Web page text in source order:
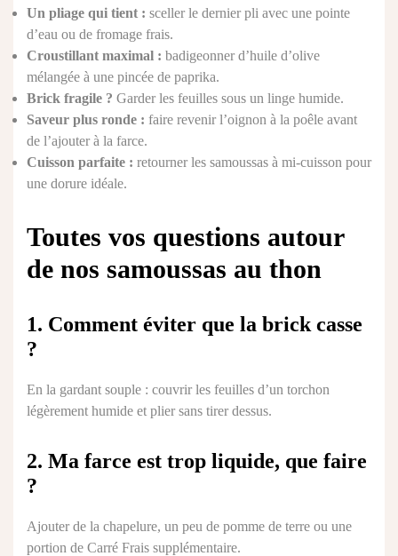
Un pliage qui tient : sceller le dernier pli avec une pointe
d’eau ou de fromage frais.
Croustillant maximal : badigeonner d’huile d’olive
mélangée à une pincée de paprika.
Brick fragile ? Garder les feuilles sous un linge humide.
Saveur plus ronde : faire revenir l’oignon à la poêle avant
de l’ajouter à la farce.
Cuisson parfaite : retourner les samoussas à mi-cuisson pour
une dorure idéale.
Toutes vos questions autour
de nos samoussas au thon
1. Comment éviter que la brick casse
?
En la gardant souple : couvrir les feuilles d’un torchon
légèrement humide et plier sans tirer dessus.
2. Ma farce est trop liquide, que faire
?
Ajouter de la chapelure, un peu de pomme de terre ou une
portion de Carré Frais supplémentaire.